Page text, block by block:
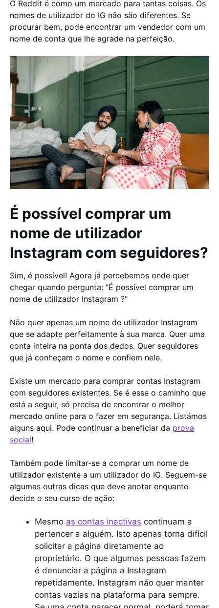
O Reddit é como um mercado para tantas coisas. Os
nomes de utilizador do IG não são diferentes. Se
procurar bem, pode encontrar um vendedor com um
nome de conta que lhe agrade na perfeição.
É possível comprar um
nome de utilizador
Instagram com seguidores?
Sim, é possível! Agora já percebemos onde quer
chegar quando pergunta: "É possível comprar um
nome de utilizador Instagram ?"
Não quer apenas um nome de utilizador Instagram
que se adapte perfeitamente à sua marca. Quer uma
conta inteira na ponta dos dedos. Quer seguidores
que já conheçam o nome e confiem nele.
Existe um mercado para comprar contas Instagram
com seguidores existentes. Se é esse o caminho que
está a seguir, só precisa de encontrar o melhor
mercado online para o fazer em segurança. Listámos
alguns aqui. Pode continuar a beneficiar da prova
social!
Também pode limitar-se a comprar um nome de
utilizador existente a um utilizador do IG. Seguem-se
algumas outras dicas que deve anotar enquanto
decide o seu curso de ação:
Mesmo as contas inactivas continuam a
pertencer a alguém. Isto apenas torna difícil
solicitar a página diretamente ao
proprietário. O que algumas pessoas fazem
é denunciar a página a Instagram
repetidamente. Instagram não quer manter
contas vazias na plataforma para sempre.